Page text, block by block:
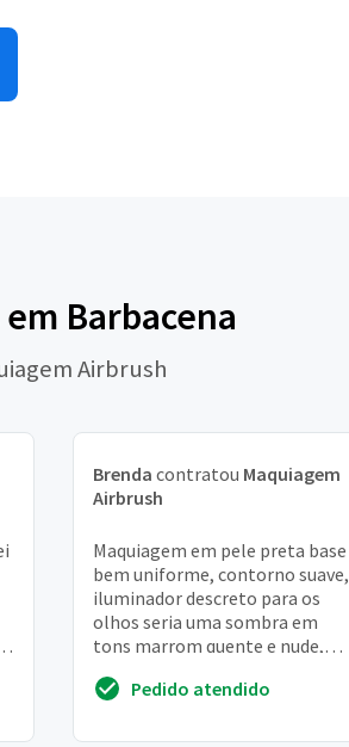
Barbacena
Airbrush
Brenda contratou Maquiagem
Airbrush
Maquiagem em pele preta base
bem uniforme, contorno suave,
iluminador descreto para os
olhos seria uma sombra em
tons marrom quente e nude,
um delineado o bato...
Pedido atendido